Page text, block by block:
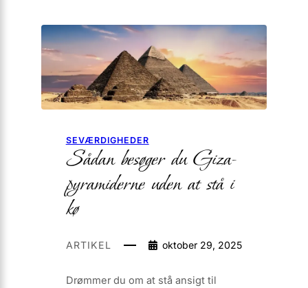
SEVÆRDIGHEDER
Sådan besøger du Giza-
pyramiderne uden at stå i
kø
ARTIKEL oktober 29, 2025
Drømmer du om at stå ansigt til